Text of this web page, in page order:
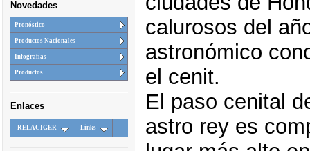
Novedades
Pronóstico
Productos Nacionales
Infografias
Productos
Enlaces
RELACIGER Links
calurosos del
astronómico
el cenit.
El paso cenital
astro rey es